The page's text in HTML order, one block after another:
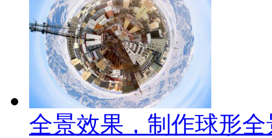
全景效果，制作球形